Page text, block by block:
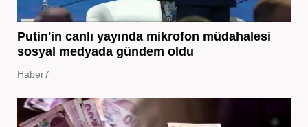
Putin'in canlı yayında mikrofon müdahalesi
sosyal medyada gündem oldu
Haber7